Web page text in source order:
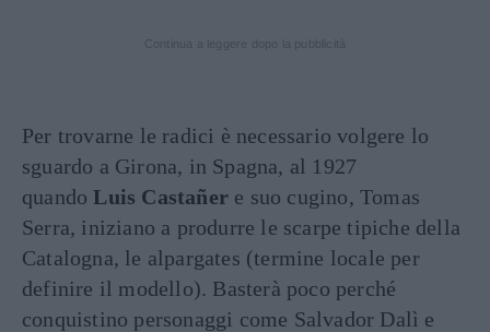
Per trovarne le radici è necessario volgere lo
sguardo a Girona, in Spagna, al 1927
quandoLuis Castañer e suo cugino, Tomas
Serra, iniziano a produrre le scarpe tipiche della
Catalogna, le alpargates (termine locale per
definire il modello). Basterà poco perché
conquistino personaggi come Salvador Dalì e